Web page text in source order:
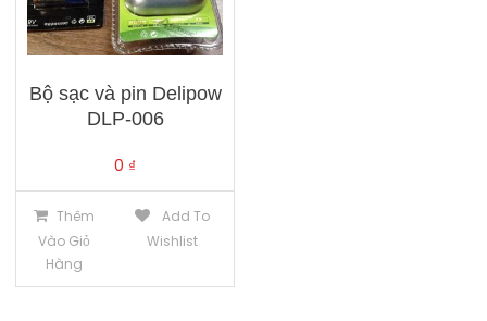
Bộ sạc và pin Delipow
DLP-006
0 ₫
Thêm
Vào Giỏ
Hàng
Add To
Wishlist